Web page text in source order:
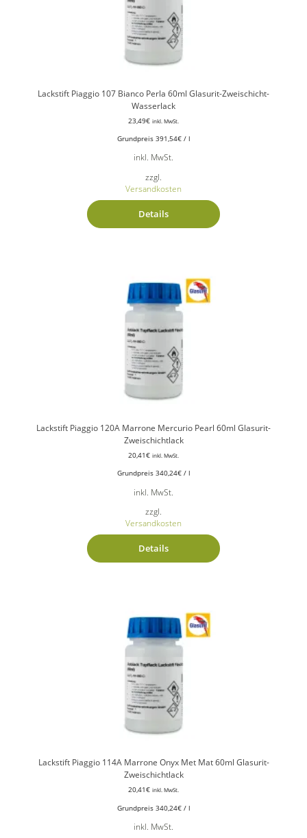
Lackstift Piaggio 107 Bianco Perla 60ml Glasurit-Zweischicht-
Wasserlack
23,49€ inkl. MwSt.
Grundpreis 391,54€/ l
inkl. MwSt.
zzgl.
Versandkosten
Details
Lackstift Piaggio 120A Marrone Mercurio Pearl 60ml Glasurit-
Zweischichtlack
20,41€ inkl. MwSt.
Grundpreis 340,24€/ l
inkl. MwSt.
zzgl.
Versandkosten
Details
Lackstift Piaggio 114A Marrone Onyx Met Mat 60ml Glasurit-
Zweischichtlack
20,41€ inkl. MwSt.
Grundpreis 340,24€/ l
inkl. MwSt.